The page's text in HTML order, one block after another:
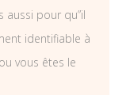
aussi pour qu”il
identifiable à
vous êtes le